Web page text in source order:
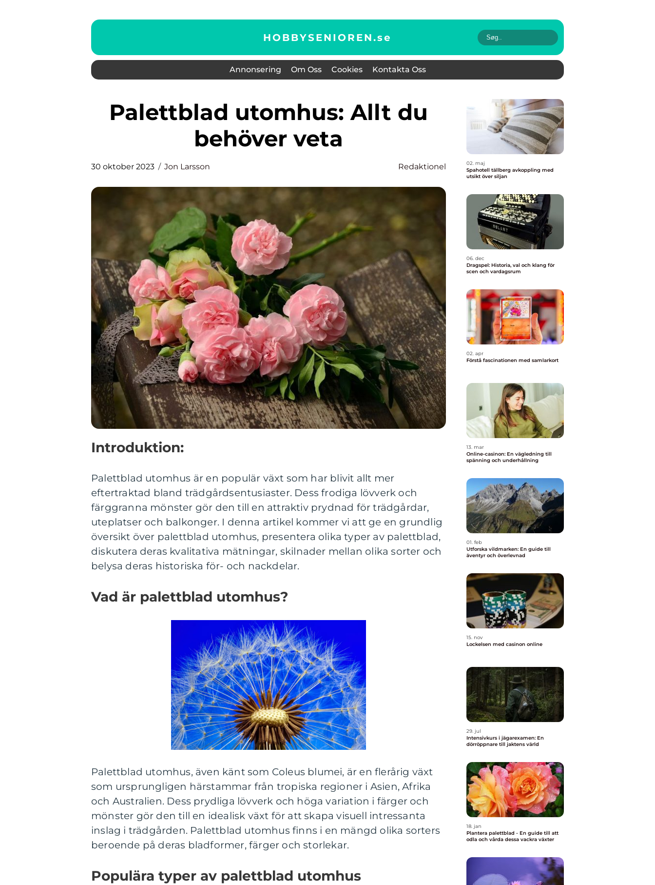
HOBBYSENIOREN.se
Annonsering Om Oss Cookies Kontakta Oss
Palettblad utomhus: Allt du
behöver veta
30 oktober 2023 Jon Larsson Redaktionel
Introduktion:
Palettblad utomhus är en populär växt som har blivit allt mer
eftertraktad bland trädgårdsentusiaster. Dess frodiga lövverk och
färggranna mönster gör den till en attraktiv prydnad för trädgårdar,
uteplatser och balkonger. I denna artikel kommer vi att ge en grundlig
översikt över palettblad utomhus, presentera olika typer av palettblad,
diskutera deras kvalitativa mätningar, skilnader mellan olika sorter och
belysa deras historiska för- och nackdelar.
Vad är palettblad utomhus?
Palettblad utomhus, även känt som Coleus blumei, är en flerårig växt
som ursprungligen härstammar från tropiska regioner i Asien, Afrika
och Australien. Dess prydliga lövverk och höga variation i färger och
mönster gör den till en idealisk växt för att skapa visuell intressanta
inslag i trädgården. Palettblad utomhus finns i en mängd olika sorters
beroende på deras bladformer, färger och storlekar.
Populära typer av palettblad utomhus
02. maj
Spahotell tällberg avkoppling med
utsikt över siljan
06. dec
Dragspel: Historia, val och klang för
scen och vardagsrum
02. apr
Förstå fascinationen med samlarkort
13. mar
Online-casinon: En vägledning till
spänning och underhållning
01. feb
Utforska vildmarken: En guide till
äventyr och överlevnad
15. nov
Lockelsen med casinon online
29. jul
Intensivkurs i jägarexamen: En
dörröppnare till jaktens värld
18. jan
Plantera palettblad - En guide till att
odla och vårda dessa vackra växter